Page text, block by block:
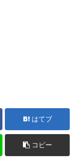
はてブ
コピー